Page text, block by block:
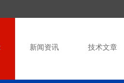
新闻资讯 技术文章